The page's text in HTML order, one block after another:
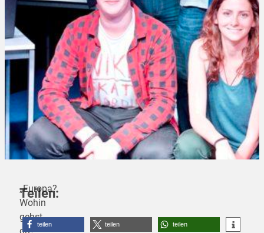
„Europa?
Wohin
gehst
Teilen:
teilen teilen teilen